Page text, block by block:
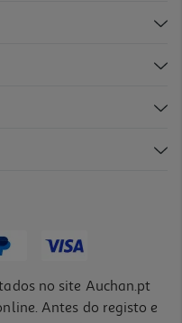
no site Auchan.pt
Antes do registo e